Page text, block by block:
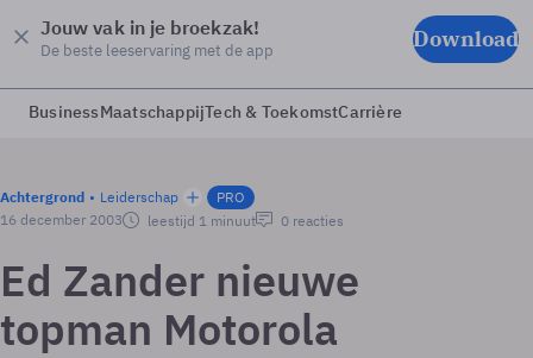
Jouw vak in je broekzak!
De beste leeservaring met de app Download
BusinessMaatschappijTech & ToekomstCarrière
Achtergrond Leiderschap
PRO
16 december 2003
leestijd 1 minuut 0 reacties
Ed Zander nieuwe
topman Motorola